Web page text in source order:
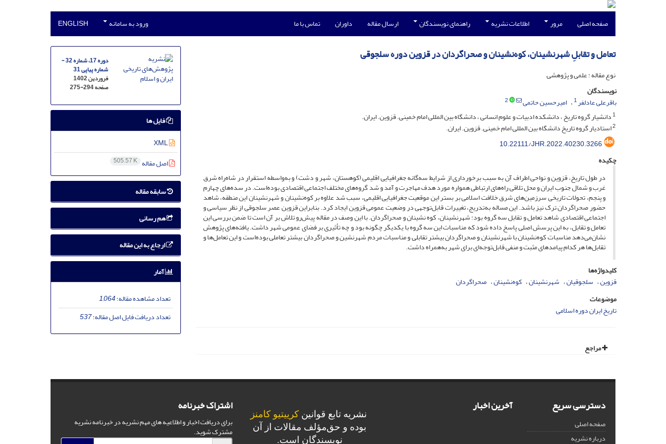
صفحه اصلی مرور اطلاعات نشریه راهنمای نویسندگان ارسال مقاله داوران تماس با ما ورود به سامانه ENGLISH
تعامل و تقابلِ شهرنشینان، کوه‌نشینان و صحراگردان در قزوین دوره سلجوقی
نوع مقاله : علمی و پژوهشی
نویسندگان
باقرعلی عادلفر1 امیرحسین حاتمی
2
1دانشیار گروه تاریخ ، دانشکده ادبیات و علوم انسانی ، دانشگاه بین المللی امام خمینی. قزوین. ایران.
2استادیار گروه تاریخ دانشگاه بین المللی امام خمینی. قزوین. ایران.
10.22111/JHR.2022.40230.3266
چکیده
در طول تاریخ، قزوین و نواحی اطراف آن به سبب برخورداری از شرایط سه‌گانه جغرافیایی اقلیمی (کوهستان، شهر و دشت) و به‌واسطه استقرار در شاه‌راه شرق
غرب و شمال جنوب ایران و محل تلاقی راه‌های ارتباطی همواره مورد هدف مهاجرت و آمد و شد گروه‌های مختلف اجتماعی اقتصادی بوده‌است. در سده‌های چهارم
و پنجم، تحولات تاریخی سرزمین‌های شرق خلافت اسلامی بر بستر این موقعیت جغرافیایی اقلیمی، سبب شد علاوه بر کوه‌نشینان و شهرنشینان این منطقه، شاهد
حضور صحراگردان ترک نیز باشد. این مساله به‌تدریج، تغییرات قابل‌توجهی در وضعیت عمومی قزوین ایجاد کرد. بنابراین قزوین عصر سلجوقی از نظر سیاسی و
اجتماعی اقتصادی شاهد تعامل و تقابل سه گروه بود: شهرنشینان، کوه نشینان و صحراگردان. با این وصف در مقاله پیش‌رو تلاش بر آن است تا ضمن بررسی این
تعامل و تقابل، به این پرسش اصلی پاسخ داده شود که مناسبات این سه گروه با یکدیگر چگونه بود و چه تأثیری بر فضای عمومی شهر داشت. یافته‌های پژوهش
نشان‌می‌دهد مناسبات کوه‌نشینان با شهرنشینان و صحراگردان بیشتر تقابلی و مناسبات مردم شهرنشین و صحراگردان بیشتر تعاملی بوده‌است و این تعامل‌ها و
تقابل‌ها هر کدام پیامدهای مثبت و منفی قابل‌توجه‌ای برای شهر به‌همراه داشت.
کلیدواژه‌ها
قزوین سلجوقیان شهرنشینان کوه‌نشینان صحراگردان
موضوعات
تاریخ ایران دوره اسلامی
مراجع
دوره 17، شماره 32 -
شماره پیاپی 31
فروردین 1402
صفحه275-294
فایل ها
XML
اصل مقاله 505.57 K
سابقه مقاله
هم رسانی
ارجاع به این مقاله
آمار
تعداد مشاهده مقاله:1,064
تعداد دریافت فایل اصل مقاله:537
دسترسی سریع
صفحه اصلی
درباره نشریه
آخرین اخبار نشریه تابع قوانین کرییتیو کامنز
بوده و حق‌مؤلف مقالات از آن
نویسندگان است.
اشتراک خبرنامه
برای دریافت اخبار و اطلاعیه های مهم نشریه در خبرنامه نشریه
مشترک شوید.